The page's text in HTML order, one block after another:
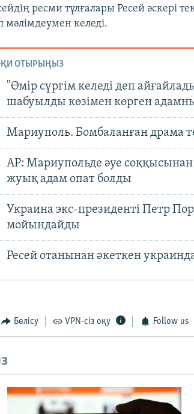
ресми тұлғалары Ресей әскері
мәлімдеумен келеді.
ОТЫРЫҢЫЗ
"Өмір сүргім келеді деп
шабуылды көзімен көрген
Мариуполь. Бомбаланған драма
AP: Мариупольде әуе
жуық адам опат болды
Украина экс-президенті Петр
мойындайды
Ресей отанынан әкеткен
Бөлісу VPN-сіз оқу Follow us